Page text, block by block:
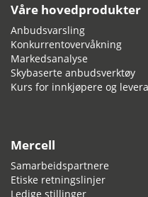
Våre hovedprodukter
Anbudsvarsling
Konkurrentovervåkning
Markedsanalyse
Skybaserte anbudsverktøy
Kurs for innkjøpere og
Mercell
Samarbeidspartnere
Etiske retningslinjer
Ledige stillinger